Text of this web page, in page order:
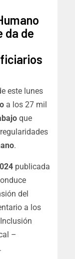
da de
este lunes
a los 27 mil
que
.
publicada
del
a los
–